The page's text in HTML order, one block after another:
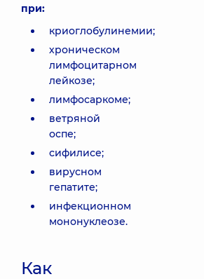
при:
криоглобулинемии;
хроническом
лимфоцитарном
лейкозе;
лимфосаркоме;
ветряной
оспе;
сифилисе;
вирусном
гепатите;
инфекционном
мононуклеозе.
Как